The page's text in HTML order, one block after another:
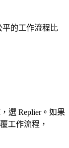
的工作流程比
選 Replier。如果
工作流程，